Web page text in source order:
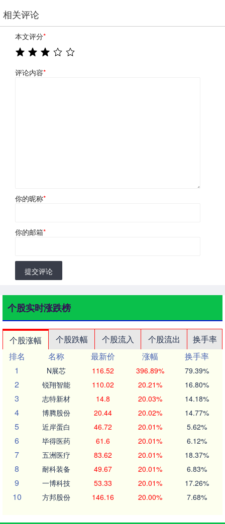
相关评论
本文评分*
评论内容*
你的昵称*
你的邮箱*
提交评论
个股实时涨跌榜
个股涨幅 个股跌幅 个股流入 个股流出
换手率
排名
名称 最新价 涨幅
换手率
1
N展芯 116.52 396.89% 79.39%
2 锐翔智能 110.02 20.21% 16.80%
3 志特新材 14.8 20.03% 14.18%
4 博腾股份 20.44 20.02% 14.77%
5 近岸蛋白 46.72 20.01% 5.62%
6 毕得医药 61.6 20.01% 6.12%
7 五洲医疗 83.62 20.01% 18.37%
8 耐科装备 49.67 20.01% 6.83%
9 一博科技 53.33 20.01% 17.26%
10 方邦股份 146.16 20.00% 7.68%